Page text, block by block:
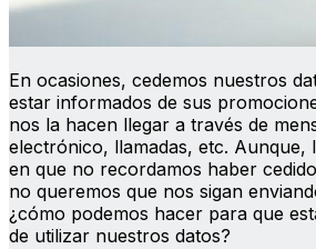
En ocasiones, cedemos nuestros
estar informados de sus
nos la hacen llegar a través de
electrónico, llamadas, etc. Aunque,
en que no recordamos haber
no queremos que nos sigan
¿cómo podemos hacer para que
de utilizar nuestros datos?